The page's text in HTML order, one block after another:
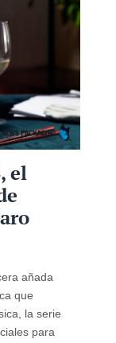
el
añada
que
la serie
para